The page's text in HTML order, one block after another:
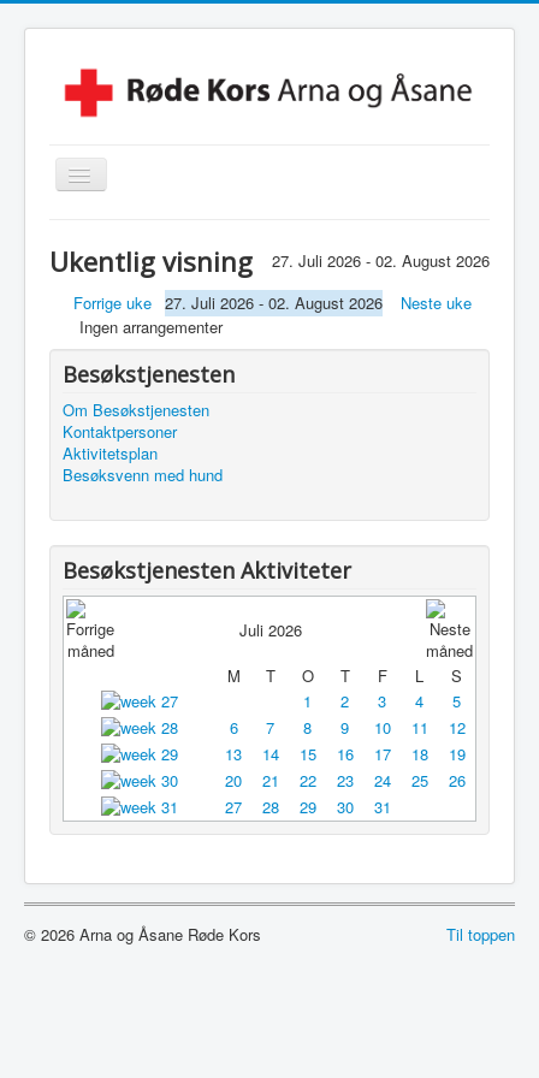
Skjul/Vis
navigasjon
Lokalforening
Leksehjelpen
Beredskapsvakt
Besøkstjenesten
Kontakt Oss
Linker
Utleie
Logg inn / ut
Ukentlig visning
27. Juli 2026 - 02. August 2026
Forrige uke
27. Juli 2026 - 02. August 2026
Neste uke
Ingen arrangementer
Besøkstjenesten
Om Besøkstjenesten
Kontaktpersoner
Aktivitetsplan
Besøksvenn med hund
Besøkstjenesten Aktiviteter
Juli 2026
M
T O T F L
S
1
2 3 4
5
6
7 8 9 10 11
12
13
14 15 16 17 18
19
20
21 22 23 24 25
26
27
28 29 30 31
Til toppen
© 2026 Arna og Åsane Røde Kors